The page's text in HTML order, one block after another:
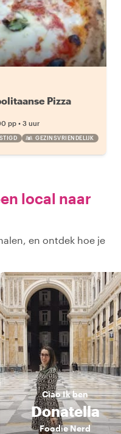
Pizza
pp • 3 uur
GEZINSVRIENDELIJK
local naar
en ontdek hoe je
CiaoIk ben
Donatella
Foodie Nerd